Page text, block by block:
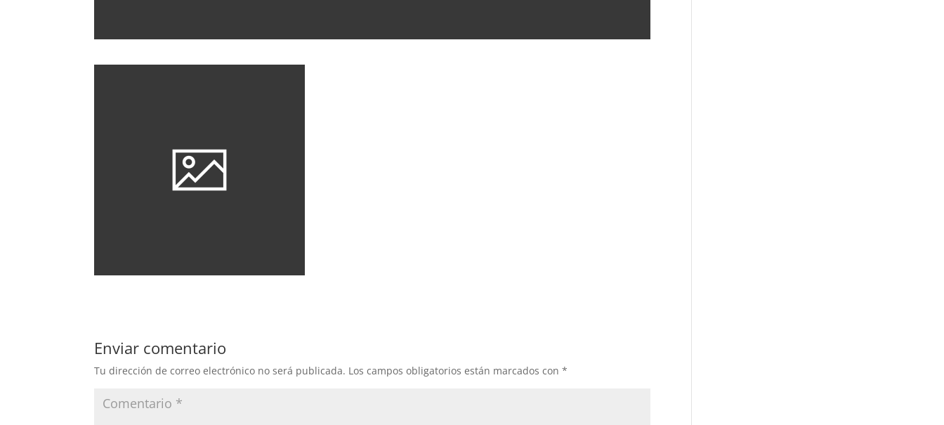
Enviar comentario
Tu dirección de correo electrónico no será publicada. Los campos obligatorios están marcados con*